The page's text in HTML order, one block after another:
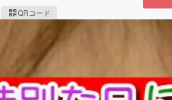
QRコード